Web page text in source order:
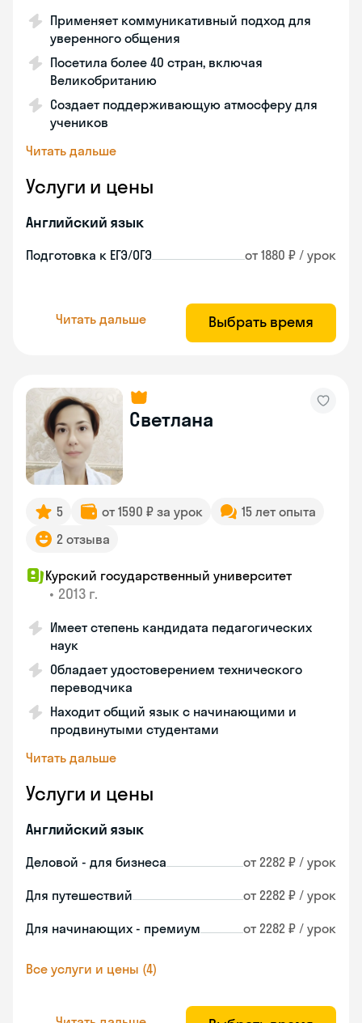
Применяет коммуникативный подход для
уверенного общения
Посетила более 40 стран, включая
Великобританию
Создает поддерживающую атмосферу для
учеников
Читать дальше
Услуги и цены
Английский язык
Подготовка к ЕГЭ/ОГЭ от 1880 ₽ / урок
Читать дальше Выбрать время
Светлана
5 от 1590 ₽ за урок
15 лет опыта
2 отзыва
Курский государственный университет
• 2013 г.
Имеет степень кандидата педагогических
наук
Обладает удостоверением технического
переводчика
Находит общий язык с начинающими и
продвинутыми студентами
Читать дальше
Услуги и цены
Английский язык
Деловой - для бизнеса от 2282 ₽ / урок
Для путешествий от 2282 ₽ / урок
Для начинающих - премиум от 2282 ₽ / урок
Все услуги и цены (4)